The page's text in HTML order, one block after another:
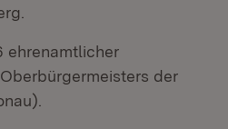
ehrenamtlicher
der